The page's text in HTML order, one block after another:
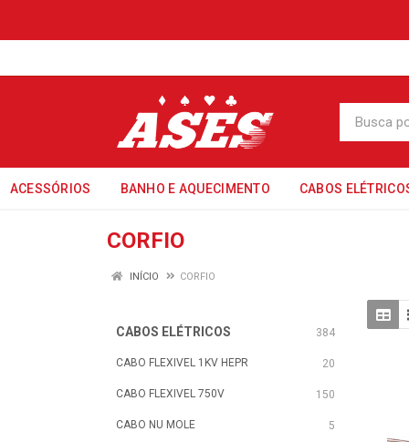
ACESSÓRIOS BANHO E AQUECIMENTO CABOS
CORFIO
INÍCIO CORFIO
CABOS ELÉTRICOS 384
CABO FLEXIVEL 1KV HEPR 20
CABO FLEXIVEL 750V 150
CABO NU MOLE 5